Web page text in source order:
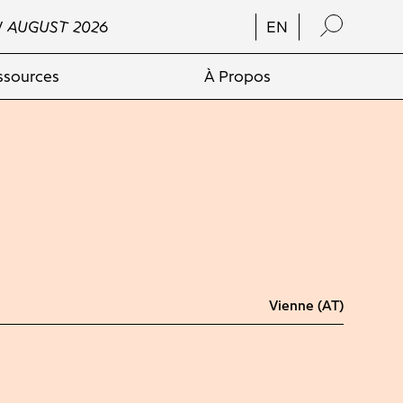
AUGUST 2026 EN
À Propos
Vienne (AT)